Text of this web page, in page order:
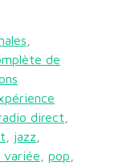
de
direct
jazz
variée pop